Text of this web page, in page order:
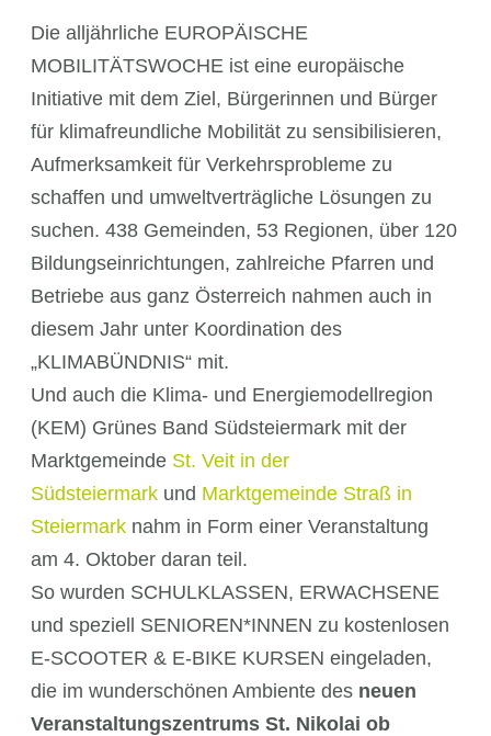
Die alljährliche EUROPÄISCHE
MOBILITÄTSWOCHE ist eine europäische
Initiative mit dem Ziel, Bürgerinnen und Bürger
für klimafreundliche Mobilität zu sensibilisieren,
Aufmerksamkeit für Verkehrsprobleme zu
schaffen und umweltverträgliche Lösungen zu
suchen. 438 Gemeinden, 53 Regionen, über 120
Bildungseinrichtungen, zahlreiche Pfarren und
Betriebe aus ganz Österreich nahmen auch in
diesem Jahr unter Koordination des
„KLIMABÜNDNIS“ mit.
Und auch die Klima- und Energiemodellregion
(KEM) Grünes Band Südsteiermark mit der
Marktgemeinde St. Veit in der
Südsteiermarkund Marktgemeinde Straß in
Steiermarknahm in Form einer Veranstaltung
am 4. Oktober daran teil.
So wurden SCHULKLASSEN, ERWACHSENE
und speziell SENIOREN*INNEN zu kostenlosen
E-SCOOTER & E-BIKE KURSEN eingeladen,
die im wunderschönen Ambiente des neuen
Veranstaltungszentrums St. Nikolai ob